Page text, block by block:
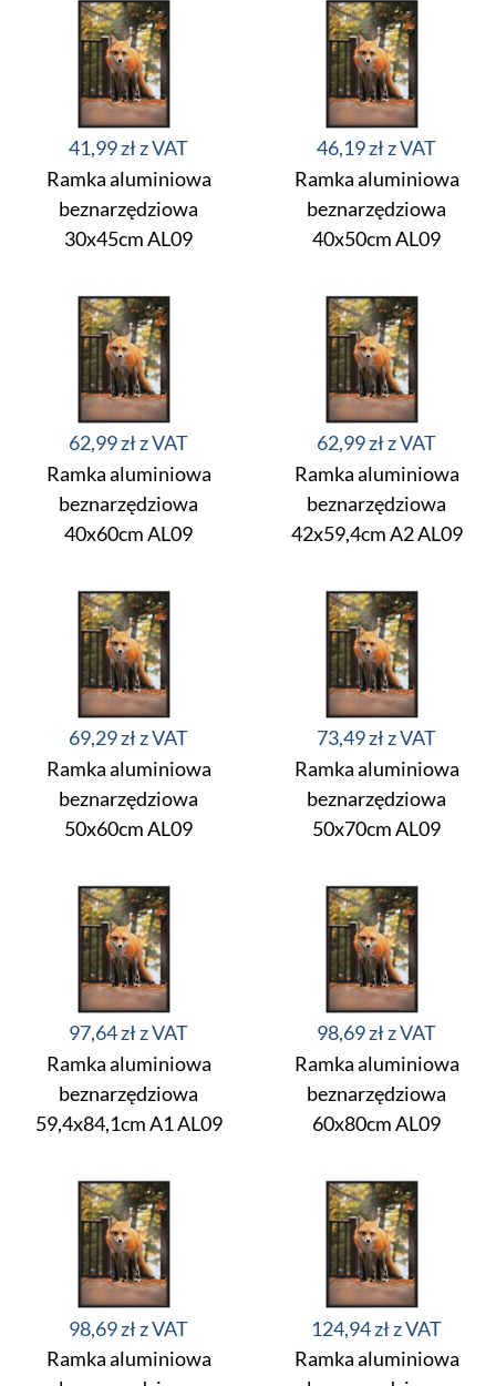
Ramka aluminiowa
beznarzędziowa
30x45cm AL09
41,99 zł
Ramka aluminiowa
beznarzędziowa
40x50cm AL09
46,19 zł
Ramka aluminiowa
beznarzędziowa
40x60cm AL09
62,99 zł
Ramka aluminiowa
beznarzędziowa
42x59,4cm A2 AL09
62,99 zł
Ramka aluminiowa
beznarzędziowa
50x60cm AL09
69,29 zł
Ramka aluminiowa
beznarzędziowa
50x70cm AL09
73,49 zł
Ramka aluminiowa
beznarzędziowa
59,4x84,1cm A1 AL09
97,64 zł
Ramka aluminiowa
beznarzędziowa
60x80cm AL09
98,69 zł
Ramka aluminiowa
98,69 zł
Ramka aluminiowa
124,94 zł